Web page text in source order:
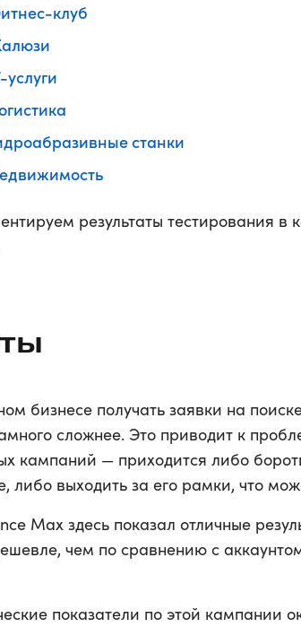
клуб
услуги
станки
результаты тестирования в
бизнесе получать заявки на
сложнее. Это приводит к
кампаний — приходится либо
либо выходить за его рамки, что
Max здесь показал отличные
чем по сравнению с
показатели по этой кампании